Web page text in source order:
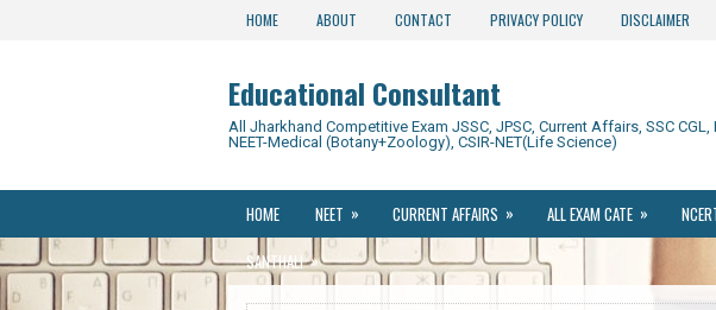
HOME ABOUT CONTACT PRIVACY POLICY DISCLAIMER
Educational Consultant
All Jharkhand Competitive Exam JSSC, JPSC, Current Affairs, SSC CGL,
NEET-Medical (Botany+Zoology), CSIR-NET(Life Science)
HOME NEET » CURRENT AFFAIRS » ALL EXAM CATE »
SANTHALI »